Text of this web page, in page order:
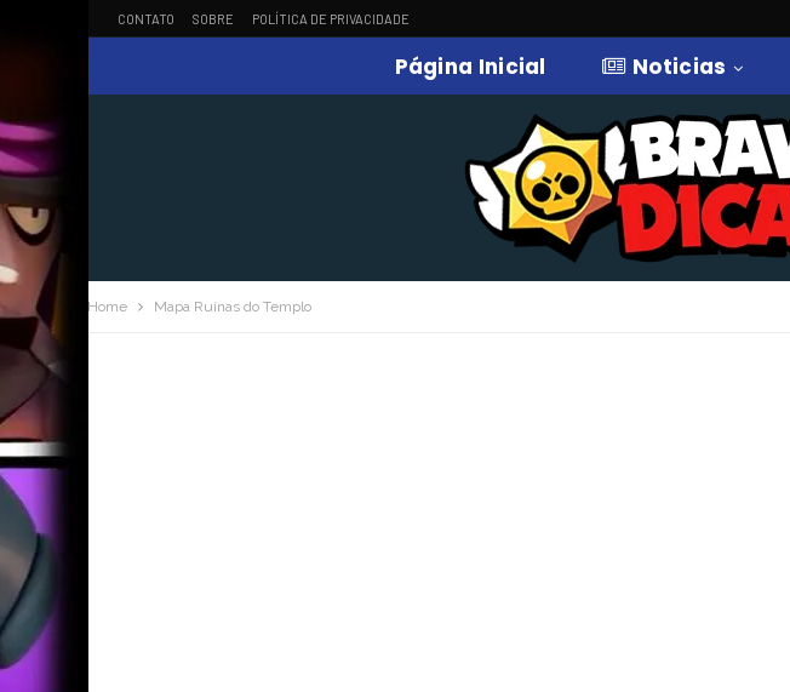
CONTATO SOBRE POLÍTICA DE PRIVACIDADE
Página Inicial Noticias
Home Mapa Ruínas do Templo